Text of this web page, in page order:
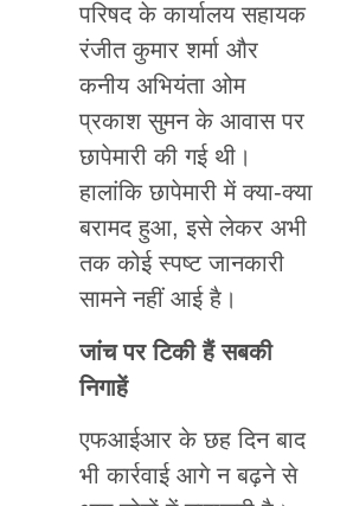
परिषद के कार्यालय सहायक
रंजीत कुमार शर्मा और
कनीय अभियंता ओम
प्रकाश सुमन के आवास पर
छापेमारी की गई थी।
हालांकि छापेमारी में क्या-क्या
बरामद हुआ, इसे लेकर अभी
तक कोई स्पष्ट जानकारी
सामने नहीं आई है।
जांच पर टिकी हैं सबकी
निगाहें
एफआईआर के छह दिन बाद
भी कार्रवाई आगे न बढ़ने से